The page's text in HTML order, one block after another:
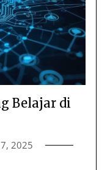
Belajar di
2025